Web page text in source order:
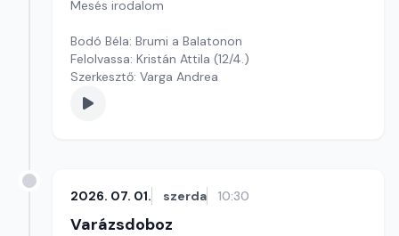
Mesés irodalom
Bodó Béla: Brumi a Balatonon
Felolvassa: Kristán Attila (12/4.)
Szerkesztő: Varga Andrea
2026. 07. 01. szerda 10:30
Varázsdoboz